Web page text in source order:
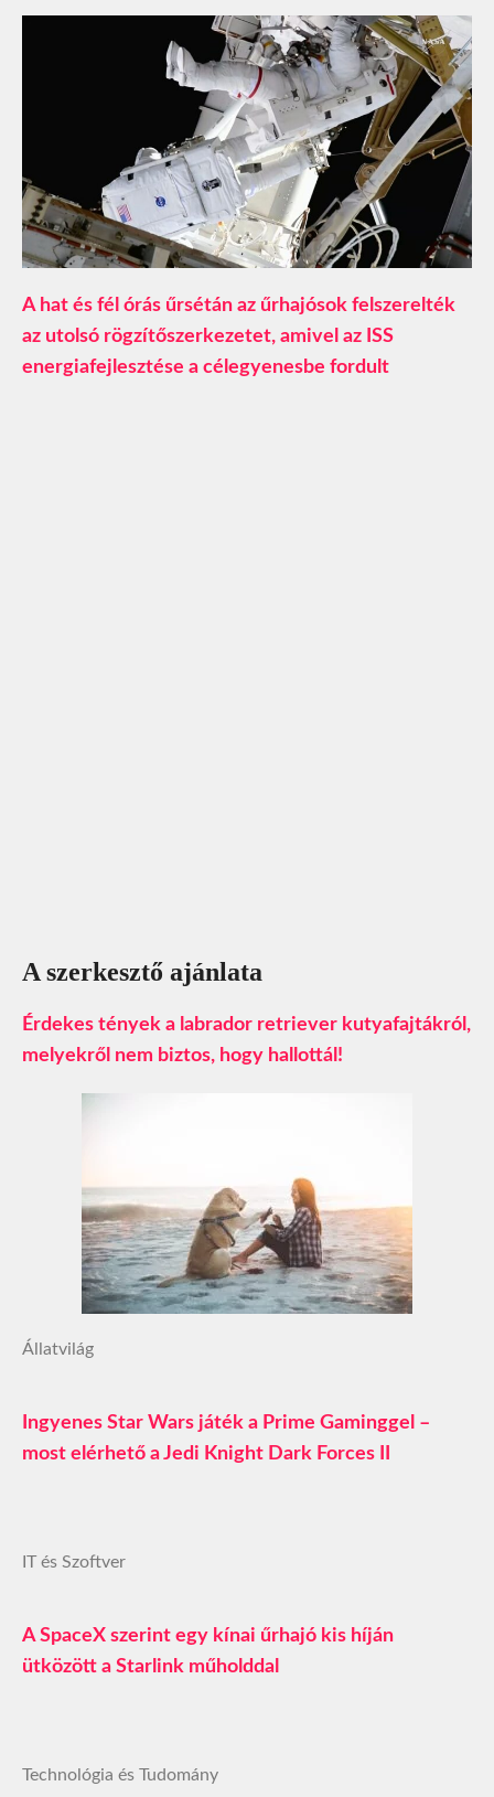
A hat és fél órás űrsétán az űrhajósok felszerelték
az utolsó rögzítőszerkezetet, amivel az ISS
energiafejlesztése a célegyenesbe fordult
A szerkesztő ajánlata
Érdekes tények a labrador retriever kutyafajtákról,
melyekről nem biztos, hogy hallottál!
Állatvilág
Ingyenes Star Wars játék a Prime Gaminggel –
most elérhető a Jedi Knight Dark Forces II
IT és Szoftver
A SpaceX szerint egy kínai űrhajó kis híján
ütközött a Starlink műholddal
Technológia és Tudomány